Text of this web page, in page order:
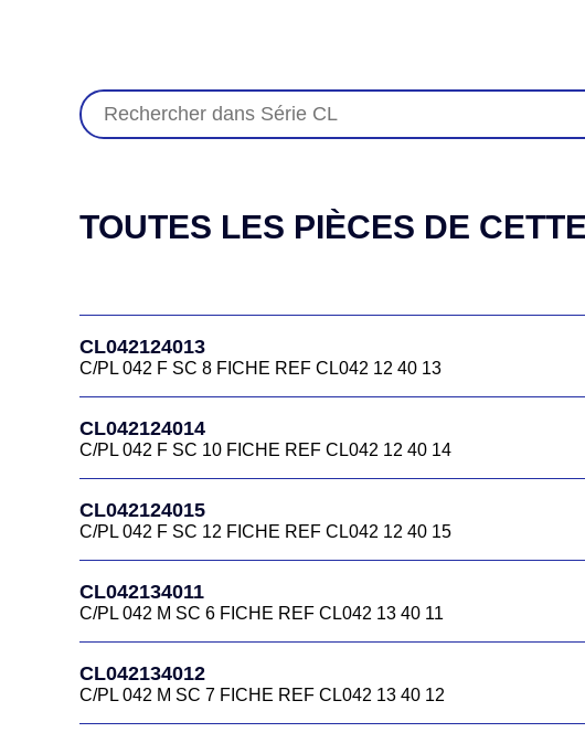
TOUTES LES PIÈCES DE
CL042124013
C/PL 042 F SC 8 FICHE REF CL042 12 40 13
CL042124014
C/PL 042 F SC 10 FICHE REF CL042 12 40 14
CL042124015
C/PL 042 F SC 12 FICHE REF CL042 12 40 15
CL042134011
C/PL 042 M SC 6 FICHE REF CL042 13 40 11
CL042134012
C/PL 042 M SC 7 FICHE REF CL042 13 40 12